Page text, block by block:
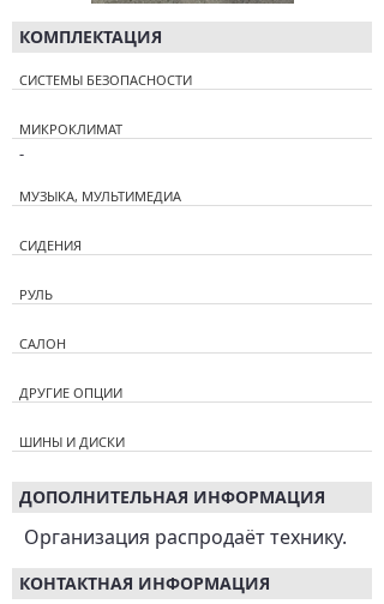
КОМПЛЕКТАЦИЯ
СИСТЕМЫ БЕЗОПАСНОСТИ
МИКРОКЛИМАТ
-
МУЗЫКА, МУЛЬТИМЕДИА
СИДЕНИЯ
РУЛЬ
САЛОН
ДРУГИЕ ОПЦИИ
ШИНЫ И ДИСКИ
ДОПОЛНИТЕЛЬНАЯ ИНФОРМАЦИЯ
Организация распродаёт технику.
КОНТАКТНАЯ ИНФОРМАЦИЯ